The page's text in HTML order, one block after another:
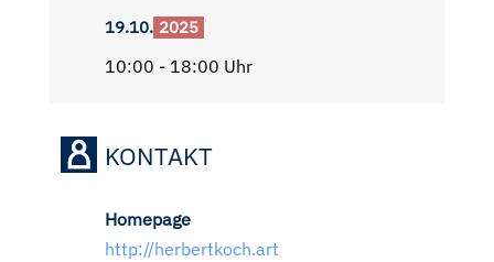
19.10. 2025
10:00 - 18:00 Uhr
KONTAKT
Homepage
http://herbertkoch.art